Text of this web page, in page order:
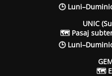
🕒
UNIC
🗺 Pasaj
🕒
🗺